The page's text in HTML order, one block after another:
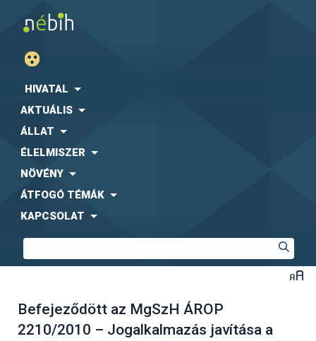
HIVATAL
AKTUÁLIS
ÁLLAT
ÉLELMISZER
NÖVÉNY
ÁTFOGÓ TÉMÁK
KAPCSOLAT
Befejeződött az MgSzH ÁROP
2210/2010 – Jogalkalmazás javítása a